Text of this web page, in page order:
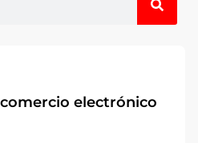
electrónico